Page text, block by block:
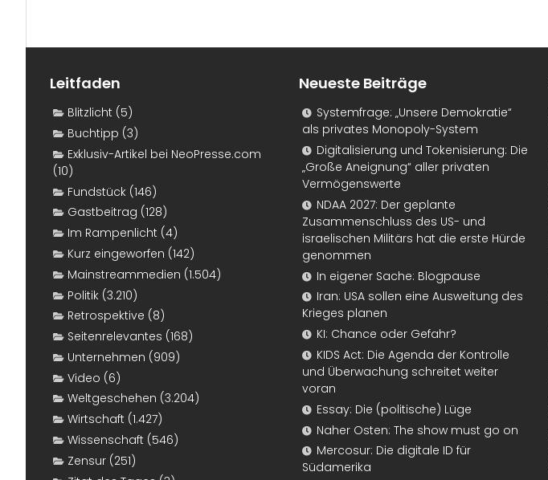
Leitfaden
Blitzlicht (5)
Buchtipp (3)
Exklusiv-Artikel bei NeoPresse.com
(10)
Fundstück (146)
Gastbeitrag (128)
Im Rampenlicht (4)
Kurz eingeworfen (142)
Mainstreammedien (1.504)
Politik (3.210)
Retrospektive (8)
Seitenrelevantes (168)
Unternehmen (909)
Video (6)
Weltgeschehen (3.204)
Wirtschaft (1.427)
Wissenschaft (546)
Zensur (251)
Neueste Beiträge
Systemfrage: „Unsere Demokratie“
als privates Monopoly-System
Digitalisierung und Tokenisierung: Die
„Große Aneignung“ aller privaten
Vermögenswerte
NDAA 2027: Der geplante
Zusammenschluss des US- und
israelischen Militärs hat die erste Hürde
genommen
In eigener Sache: Blogpause
Iran: USA sollen eine Ausweitung des
Krieges planen
KI: Chance oder Gefahr?
KIDS Act: Die Agenda der Kontrolle
und Überwachung schreitet weiter
voran
Essay: Die (politische) Lüge
Naher Osten: The show must go on
Mercosur: Die digitale ID für
Südamerika